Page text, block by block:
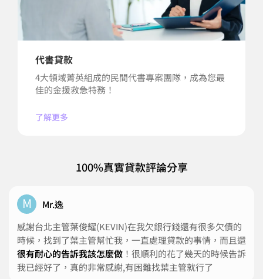
代書貸款
4大領域菁英組成的民間代書專案團隊，成為您最
佳的金援救急特務！
了解更多
100%真實貸款評論分享
M
Mr.逸
感謝台北主管葉俊耀(KEVIN)在我欠銀行錢還有很多欠債的
時候，找到了葉主管幫忙我，一直處理貸款的事情，而且還
很有耐心的告訴我該怎麼做 ！很順利的花了幾天的時候告訴
我已經好了，真的非常感謝,有困難找葉主管就行了